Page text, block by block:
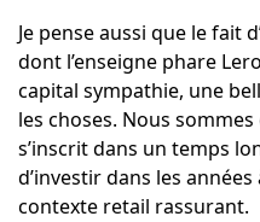
Je pense aussi que le fait
dont l’enseigne phare
capital sympathie, une
les choses. Nous
s’inscrit dans un temps
d’investir dans les
contexte retail rassurant.